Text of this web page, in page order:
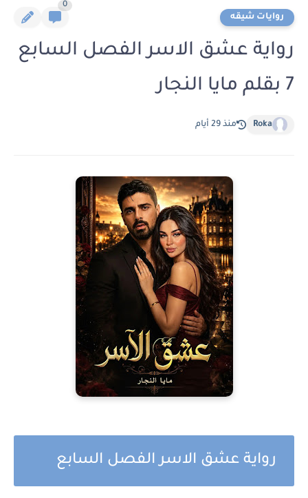
روايات شيقه
0
رواية عشق الاسر الفصل السابع
7 بقلم مايا النجار
Roka منذ 29 أيام
رواية عشق الاسر الفصل السابع